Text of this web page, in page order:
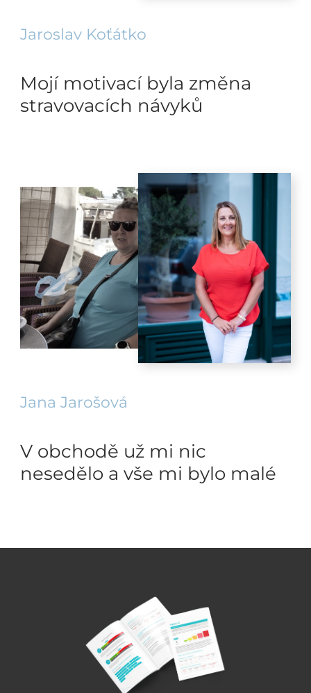
Jaroslav Koťátko
Mojí motivací byla změna
stravovacích návyků
Jana Jarošová
V obchodě už mi nic
nesedělo a vše mi bylo malé